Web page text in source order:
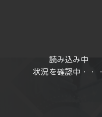
読み込み中
状況を確認中・・・